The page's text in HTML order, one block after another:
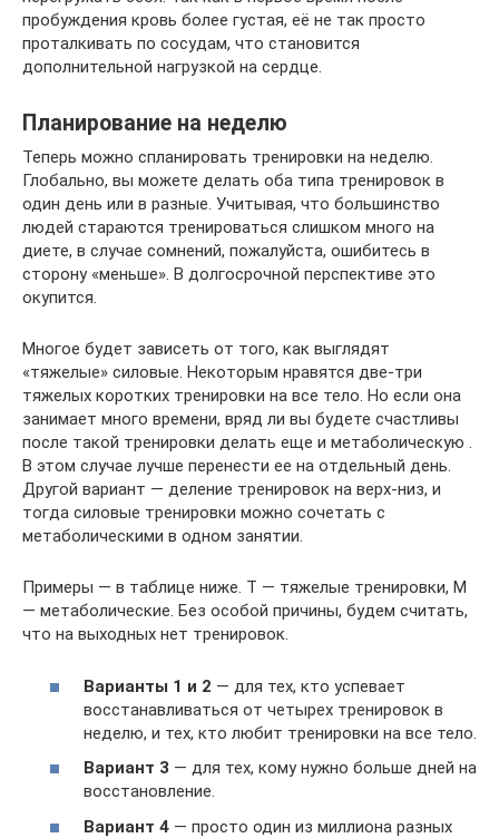
пробуждения кровь более густая, её не так просто
проталкивать по сосудам, что становится
дополнительной нагрузкой на сердце.
Планирование на неделю
Теперь можно спланировать тренировки на неделю.
Глобально, вы можете делать оба типа тренировок в
один день или в разные. Учитывая, что большинство
людей стараются тренироваться слишком много на
диете, в случае сомнений, пожалуйста, ошибитесь в
сторону «меньше». В долгосрочной перспективе это
окупится.
Многое будет зависеть от того, как выглядят
«тяжелые» силовые. Некоторым нравятся две-три
тяжелых коротких тренировки на все тело. Но если она
занимает много времени, вряд ли вы будете счастливы
после такой тренировки делать еще и метаболическую .
В этом случае лучше перенести ее на отдельный день.
Другой вариант — деление тренировок на верх-низ, и
тогда силовые тренировки можно сочетать с
метаболическими в одном занятии.
Примеры — в таблице ниже. Т — тяжелые тренировки, М
— метаболические. Без особой причины, будем считать,
что на выходных нет тренировок.
Варианты 1 и 2 — для тех, кто успевает
восстанавливаться от четырех тренировок в
неделю, и тех, кто любит тренировки на все тело.
Вариант 3 — для тех, кому нужно больше дней на
восстановление.
Вариант 4 — просто один из миллиона разных